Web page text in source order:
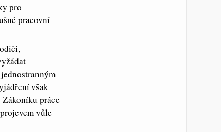
pro
pracovní
však
Zákoníku práce
vůle